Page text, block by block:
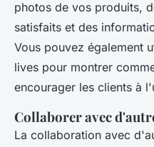
photos de vos produits,
satisfaits et des
Vous pouvez également
lives pour montrer
encourager les clients à
Collaborer avec
La collaboration avec